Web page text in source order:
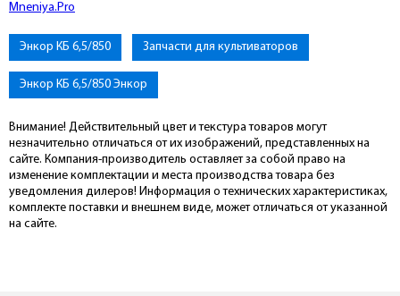
Mneniya.Pro
Энкор КБ 6,5/850 Запчасти для культиваторов
Энкор КБ 6,5/850 Энкор
Внимание! Действительный цвет и текстура товаров могут
незначительно отличаться от их изображений, представленных на
сайте. Компания-производитель оставляет за собой право на
изменение комплектации и места производства товара без
уведомления дилеров! Информация о технических характеристиках,
комплекте поставки и внешнем виде, может отличаться от указанной
на сайте.